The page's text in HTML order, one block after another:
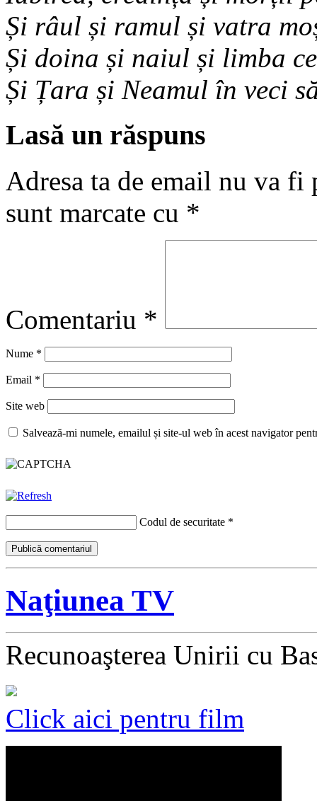
Și râul și ramul și vatra
Și doina și naiul și limba
Și Țara și Neamul în veci
Lasă un răspuns
Adresa ta de email nu va fi
sunt marcate cu *
Comentariu *
Nume *
Email *
Site web
Salvează-mi numele, emailul și site-ul web în acest navigator
Codul de securitate *
Naţiunea TV
Recunoaşterea Unirii cu
Click aici pentru film